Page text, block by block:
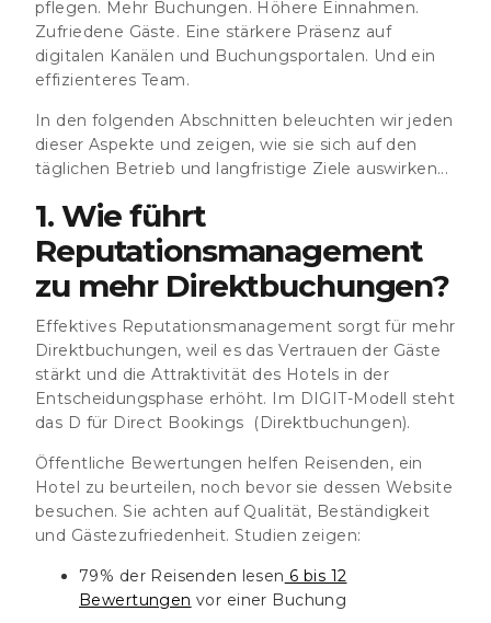
pflegen. Mehr Buchungen. Höhere Einnahmen.
Zufriedene Gäste. Eine stärkere Präsenz auf
digitalen Kanälen und Buchungsportalen. Und ein
effizienteres Team.
In den folgenden Abschnitten beleuchten wir jeden
dieser Aspekte und zeigen, wie sie sich auf den
täglichen Betrieb und langfristige Ziele auswirken...
1. Wie führt
Reputationsmanagement
zu mehr Direktbuchungen?
Effektives Reputationsmanagement sorgt für mehr
Direktbuchungen, weil es das Vertrauen der Gäste
stärkt und die Attraktivität des Hotels in der
Entscheidungsphase erhöht. Im DIGIT-Modell steht
das D für Direct Bookings (Direktbuchungen).
Öffentliche Bewertungen helfen Reisenden, ein
Hotel zu beurteilen, noch bevor sie dessen Website
besuchen. Sie achten auf Qualität, Beständigkeit
und Gästezufriedenheit. Studien zeigen:
79% der Reisenden lesen 6 bis 12
Bewertungen vor einer Buchung